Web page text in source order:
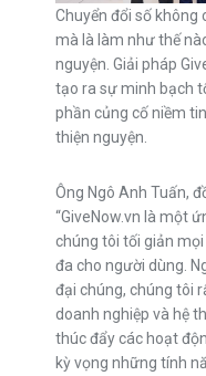
Chuyển đổi số không
mà là làm như thế
nguyện. Giải pháp
tạo ra sự minh bạch
phần củng cố niềm
thiện nguyện.
Ông Ngô Anh Tuấn,
“GiveNow.vn là một
chúng tôi tối giản
đa cho người dùng.
đại chúng, chúng tôi
doanh nghiệp và hệ
thúc đẩy các hoạt
kỳ vọng những tính